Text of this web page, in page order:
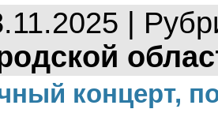
|
концерт,